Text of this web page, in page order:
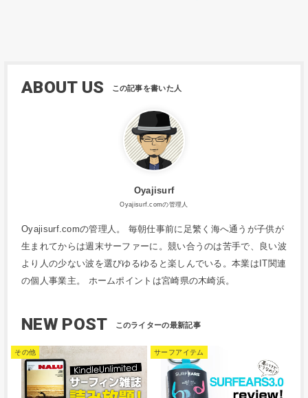
ABOUT US
Oyajisurf
Oyajisurf.comの管理人
Oyajisurf.comの管理人。 毎朝仕事前に足繁く海へ通うが子供が
生まれてからは週末サーファーに。競い合うのは苦手で、良い波
より人の少ない波を選びゆるゆると楽しんでいる。本業はIT関連
の個人事業主。 ホームポイントは宮崎県の木崎浜。
NEW POST
その他 サーフアイテム